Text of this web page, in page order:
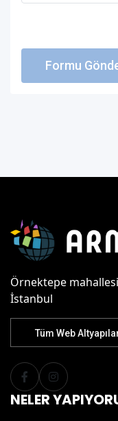
Formu
Örnektepe
İstanbul
Tüm Web
NELER